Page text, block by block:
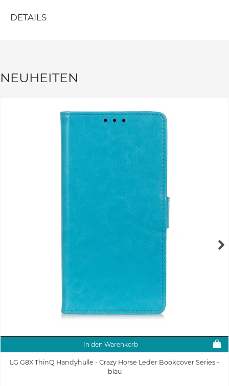
DETAILS
NEUHEITEN
In den Warenkorb
LG G8X ThinQ Handyhülle - Crazy Horse Leder Bookcover Series -
blau